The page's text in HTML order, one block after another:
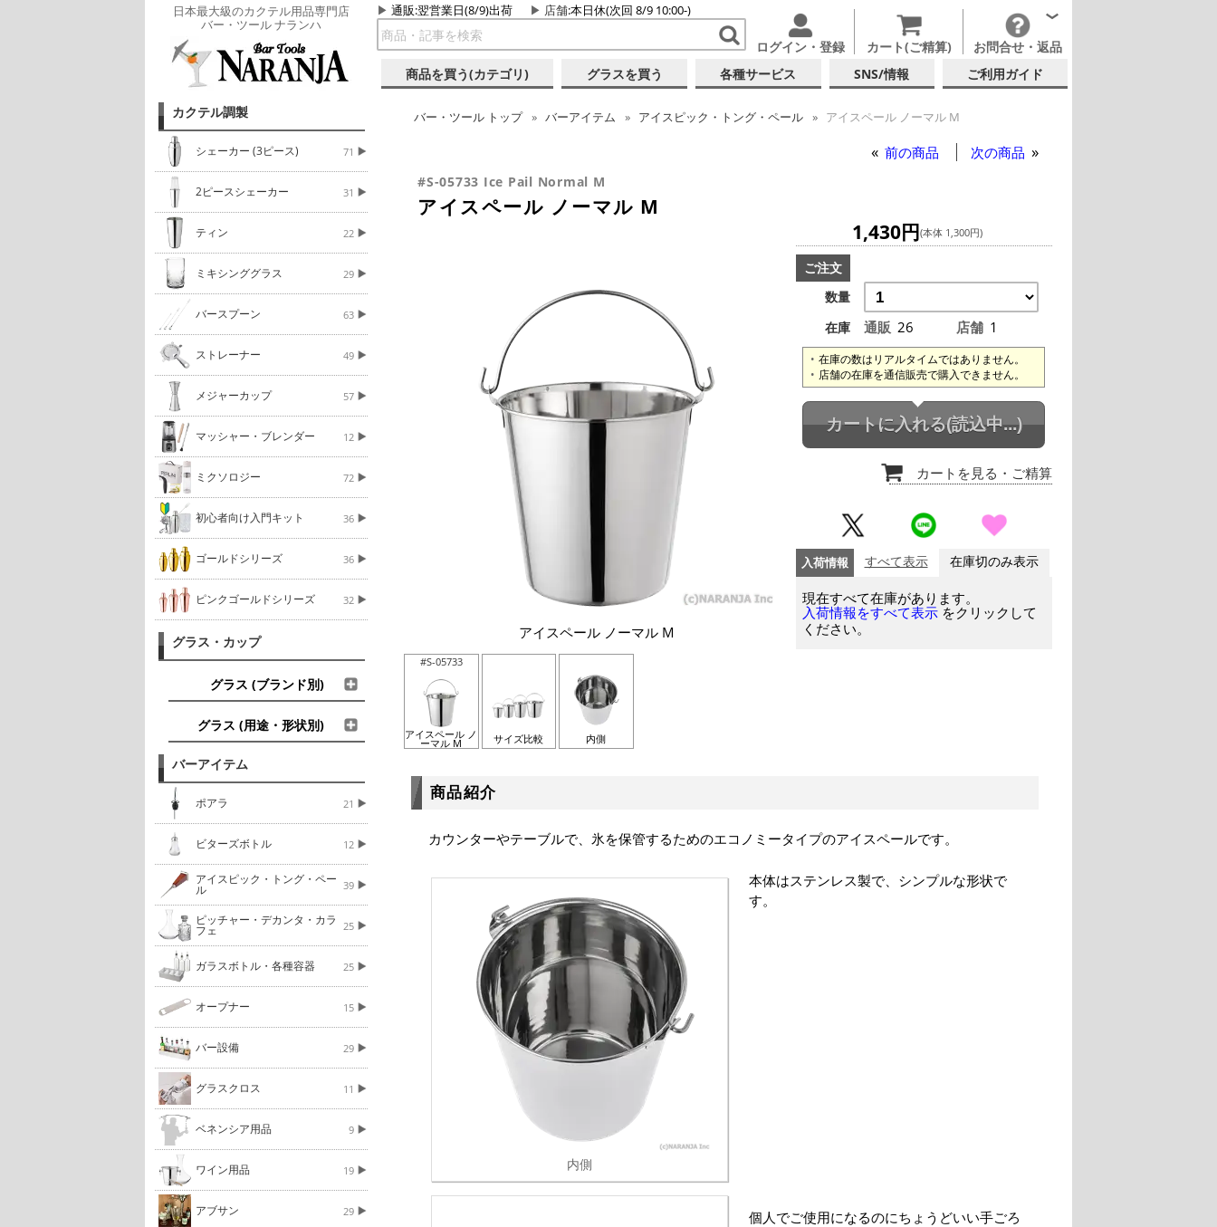
日本最大級のカクテル用品専門店
バー・ツール ナランハ
通販:翌営業日(8/9)出荷 店舗:本日休(次回 8/9 10:00-)
ログイン・登録 カート(ご精算) お問合せ・返品
商品を買う(カテゴリ) グラスを買う 各種サービス SNS/情報 ご利用ガイド
カクテル調製
シェーカー (3ピース) 71
2ピースシェーカー 31
ティン 22
ミキシンググラス 29
バースプーン 63
ストレーナー 49
メジャーカップ 57
マッシャー・ブレンダー 12
ミクソロジー 72
初心者向け入門キット 36
ゴールドシリーズ 36
ピンクゴールドシリーズ 32
グラス・カップ
グラス (ブランド別)
グラス (用途・形状別)
バーアイテム
ポアラ 21
ビターズボトル 12
アイスピック・トング・ペー
ル 39
ピッチャー・デカンタ・カラ
フェ 25
ガラスボトル・各種容器 25
オープナー 15
バー設備 29
グラスクロス 11
ベネンシア用品 9
ワイン用品 19
アブサン 29
バー・ツール トップ バーアイテム アイスピック・トング・ペール アイスペール ノーマル M
前の商品 次の商品
#S-05733 Ice Pail Normal M
アイスペール ノーマル M
アイスペール ノーマル M
#S-05733
アイスペール ノ
ーマル M サイズ比較 内側
1,430円(本体 1,300円)
ご注文
数量
在庫
通販 26 店舗 1
在庫の数はリアルタイムではありません。
店舗の在庫を通信販売で購入できません。
カートに入れる(読込中...)
カートを見る ・ご精算
入荷情報 すべて表示 在庫切のみ表示
現在すべて在庫があります。
入荷情報をすべて表示 をクリックして
ください。
商品紹介
カウンターやテーブルで、氷を保管するためのエコノミータイプのアイスペールです。
内側
本体はステンレス製で、シンプルな形状で
す。
個人でご使用になるのにちょうどいい手ごろ